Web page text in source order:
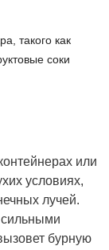
такого как
соки
или
условиях,
лучей.
бурную